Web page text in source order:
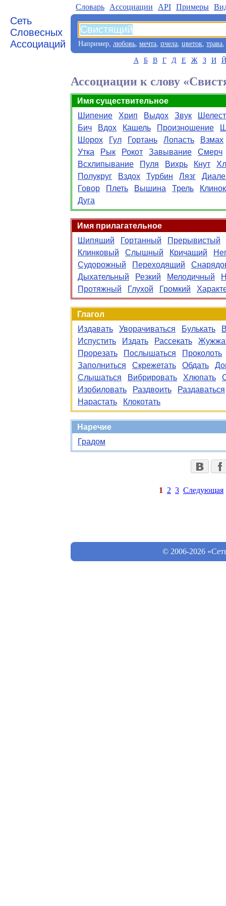
Сеть
Словесных
Ассоциаций
Словарь Aссоциации API Примеры
Например, любовь, мечта, пчела, цветок, трава,
А Б В Г Д Е Ж З И Й
Ассоциации к слову
Имя существительное
Шипение
Хрип Выдох Звук
Шелест
Бич
Вдох Кашель Произношение
Шорох
Гул Гортань Лопасть
Взмах
Утка
Рык Рокот Завывание
Смерч
Всхлипывание
Пуля Вихрь Кнут
Полукруг
Вздох Турбин Лязг
Говор
Плеть Вышина Трель
Клинок
Дуга
Имя прилагательное
Шипящий
Гортанный
Прерывистый
Клинковый
Слышный Кричащий
Судорожный
Переходящий
Дыхательный
Резкий Мелодичный
Протяжный
Глухой Громкий
Глагол
Издавать
Уворачиваться Булькать
Испустить
Издать Рассекать
Прорезать
Послышаться
Проколоть
Заполниться
Скрежетать Обдать
Слышаться
Вибрировать Хлюпать
Изобиловать
Раздвоить
Раздаваться
Нарастать
Клокотать
Наречие
Градом
1 2 3 Следующая
© 2006-2026